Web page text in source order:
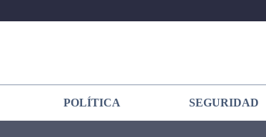
POLÍTICA SEGURIDAD